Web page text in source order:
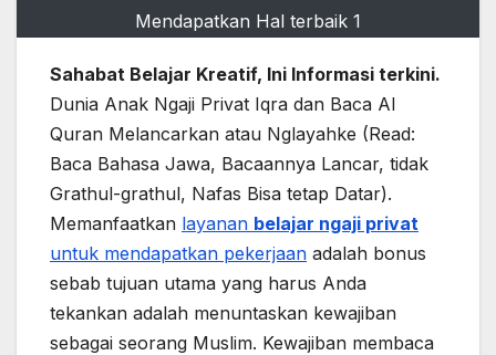
Mendapatkan Hal terbaik 1
Sahabat Belajar Kreatif, Ini Informasi terkini.
Dunia Anak Ngaji Privat Iqra dan Baca Al
Quran Melancarkan atau Nglayahke (Read:
Baca Bahasa Jawa, Bacaannya Lancar, tidak
Grathul-grathul, Nafas Bisa tetap Datar).
Memanfaatkan layanan belajar ngaji privat
untuk mendapatkan pekerjaan adalah bonus
sebab tujuan utama yang harus Anda
tekankan adalah menuntaskan kewajiban
sebagai seorang Muslim. Kewajiban membaca